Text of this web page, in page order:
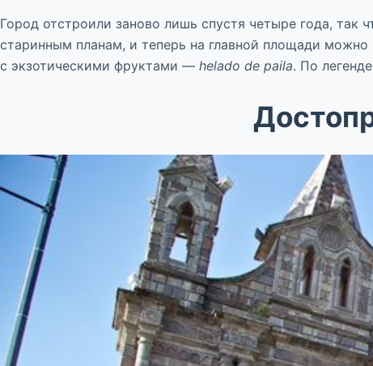
Город отстроили заново лишь спустя четыре года,
старинным планам, и теперь на главной площади
с экзотическими фруктами — helado de paila. По